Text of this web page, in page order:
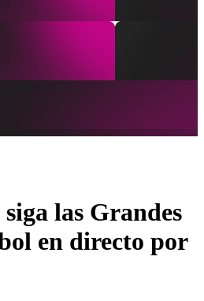
las Grandes
en directo por